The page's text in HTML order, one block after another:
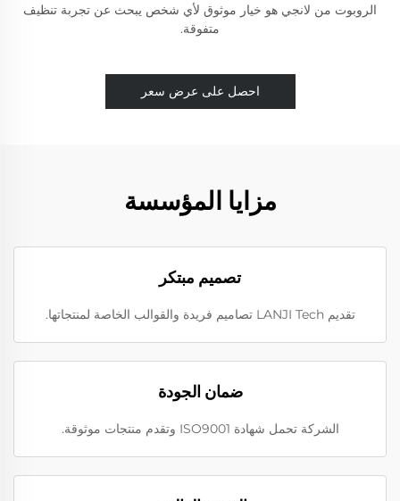
الروبوت من لانجي هو خيار موثوق لأي شخص يبحث عن تجربة تنظيف
متفوقة.
احصل على عرض سعر
مزايا المؤسسة
تصميم مبتكر
تقديم LANJI Tech تصاميم فريدة والقوالب الخاصة لمنتجاتها.
ضمان الجودة
الشركة تحمل شهادة ISO9001 وتقدم منتجات موثوقة.